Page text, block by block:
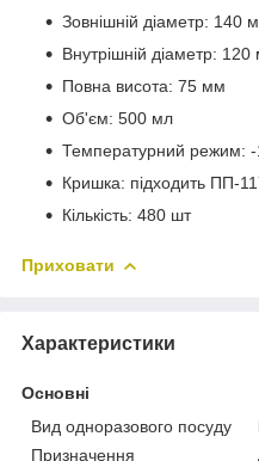
Зовнішній діаметр: 140
Внутрішній діаметр: 120
Повна висота: 75 мм
Об'єм: 500 мл
Температурний режим: -
Кришка: підходить ПП-
Кількість: 480 шт
Приховати
Характеристики
Основні
Вид одноразового посуду
Призначення